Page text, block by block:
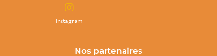
Instagram
Nos partenaires